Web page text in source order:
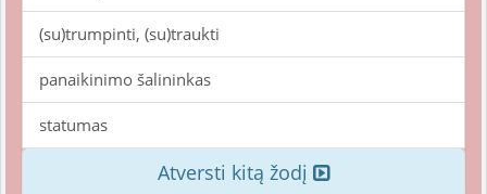
(su)trumpinti, (su)traukti
panaikinimo šalininkas
statumas
Atversti kitą žodį